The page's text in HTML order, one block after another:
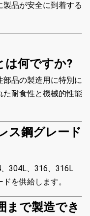
品が安全に到着する
は何ですか?
品の製造用に特別に
た耐食性と機械的性能
ス鋼グレード
304L、316、316L
を供給します。
まで製造でき